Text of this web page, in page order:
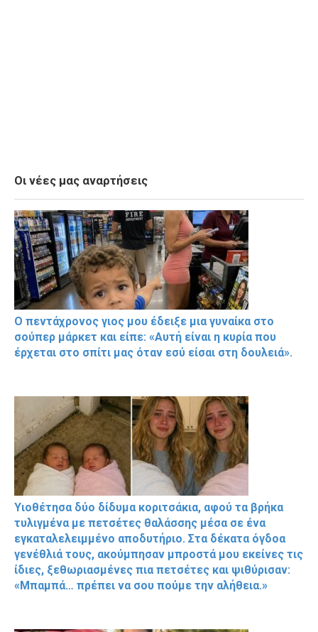
Οι νέες μας αναρτήσεις
Ο πεντάχρονος γιος μου έδειξε μια γυναίκα στο
σούπερ μάρκετ και είπε: «Αυτή είναι η κυρία που
έρχεται στο σπίτι μας όταν εσύ είσαι στη δουλειά».
Υιοθέτησα δύο δίδυμα κοριτσάκια, αφού τα βρήκα
τυλιγμένα με πετσέτες θαλάσσης μέσα σε ένα
εγκαταλελειμμένο αποδυτήριο. Στα δέκατα όγδοα
γενέθλιά τους, ακούμπησαν μπροστά μου εκείνες τις
ίδιες, ξεθωριασμένες πια πετσέτες και ψιθύρισαν:
«Μπαμπά… πρέπει να σου πούμε την αλήθεια.»